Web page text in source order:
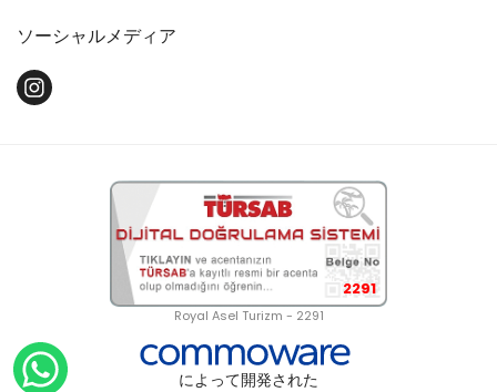
ソーシャルメディア
2291
Royal Asel Turizm - 2291
によって開発された